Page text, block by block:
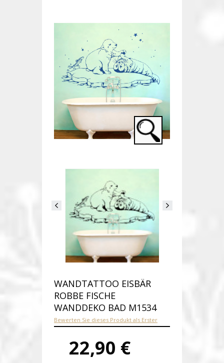
WANDTATTOO EISBÄR
ROBBE FISCHE
WANDDEKO BAD M1534
Bewerten Sie dieses Produkt als Erster
22,90 €